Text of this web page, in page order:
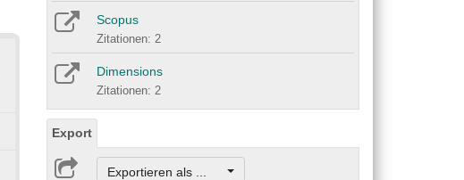
Scopus
Zitationen: 2
Dimensions
Zitationen: 2
Export
Exportieren als ...